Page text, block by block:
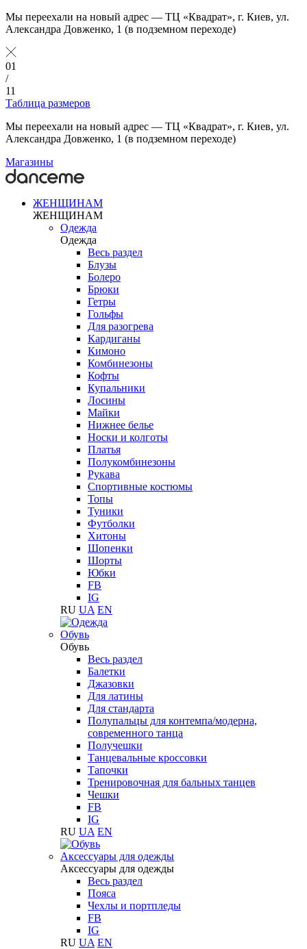
Мы переехали на новый адрес — ТЦ «Квадрат», г. Киев, ул.
Александра Довженко, 1 (в подземном переходе)
01
/
11
Таблица размеров
Мы переехали на новый адрес — ТЦ «Квадрат», г. Киев, ул.
Александра Довженко, 1 (в подземном переходе)
Магазины
ЖЕНЩИНАМ
ЖЕНЩИНАМ
Одежда
Одежда
Весь раздел
Блузы
Болеро
Брюки
Гетры
Гольфы
Для разогрева
Кардиганы
Кимоно
Комбинезоны
Кофты
Купальники
Лосины
Майки
Нижнее белье
Носки и колготы
Платья
Полукомбинезоны
Рукава
Спортивные костюмы
Топы
Туники
Футболки
Хитоны
Шопенки
Шорты
Юбки
FB
IG
RU UA EN
Обувь
Обувь
Весь раздел
Балетки
Джазовки
Для латины
Для стандарта
Полупальцы для контемпа/модерна,
современного танца
Получешки
Танцевальные кроссовки
Тапочки
Тренировочная для бальных танцев
Чешки
FB
IG
RU UA EN
Aксессуары для одежды
Aксессуары для одежды
Весь раздел
Пояса
Чехлы и портпледы
FB
IG
RU UA EN